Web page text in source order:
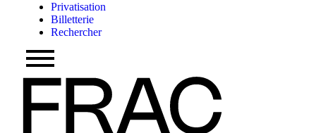
Privatisation
Billetterie
Rechercher